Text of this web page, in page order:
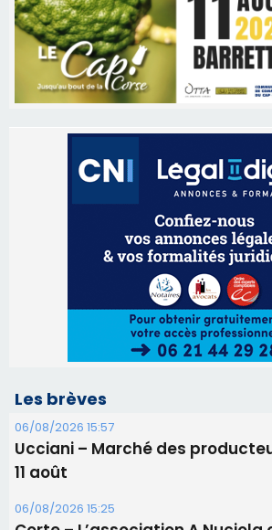
Les brèves
Ucciani – Marché des
Corte – L’association A Nuciola
projection sous les étoiles
Alata - Soirée Tango Argentin
Benedetto
05/08/2026 09:53
Biguglia : messe de la Sainte-
procession le 14 août